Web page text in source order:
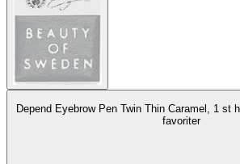
Depend Eyebrow Pen Twin Thin Caramel, 1 st
favoriter